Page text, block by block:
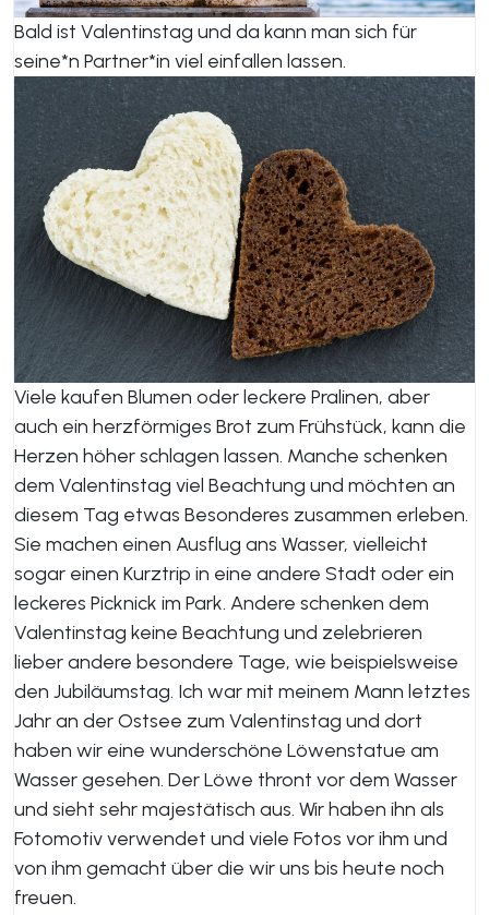
Bald ist Valentinstag und da kann man sich für
seine*n Partner*in viel einfallen lassen.
Viele kaufen Blumen oder leckere Pralinen, aber
auch ein herzförmiges Brot zum Frühstück, kann die
Herzen höher schlagen lassen. Manche schenken
dem Valentinstag viel Beachtung und möchten an
diesem Tag etwas Besonderes zusammen erleben.
Sie machen einen Ausflug ans Wasser, vielleicht
sogar einen Kurztrip in eine andere Stadt oder ein
leckeres Picknick im Park. Andere schenken dem
Valentinstag keine Beachtung und zelebrieren
lieber andere besondere Tage, wie beispielsweise
den Jubiläumstag. Ich war mit meinem Mann letztes
Jahr an der Ostsee zum Valentinstag und dort
haben wir eine wunderschöne Löwenstatue am
Wasser gesehen. Der Löwe thront vor dem Wasser
und sieht sehr majestätisch aus. Wir haben ihn als
Fotomotiv verwendet und viele Fotos vor ihm und
von ihm gemacht über die wir uns bis heute noch
freuen.